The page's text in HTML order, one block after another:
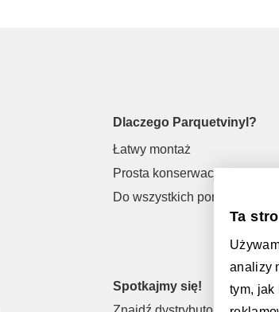
Dlaczego Parquetvinyl?
Łatwy montaż
Prosta konserwacja
Do wszystkich pomieszczeń
Spotkajmy się!
Ta
analizy
tym, jak